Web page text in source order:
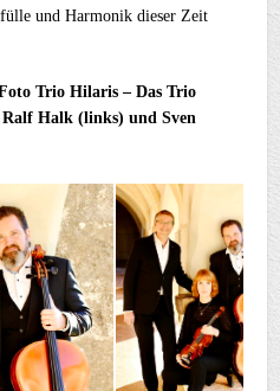
und Harmonik dieser Zeit
Trio Hilaris – Das Trio
Halk (links) und Sven